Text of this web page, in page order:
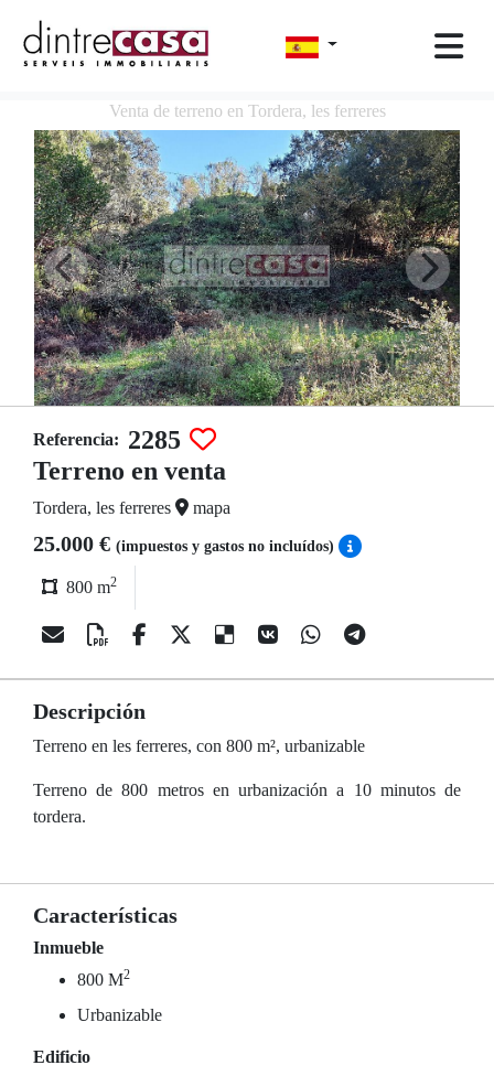
Venta de terreno en Tordera, les ferreres
Referencia: 2285
Terreno en venta
Tordera, les ferreres mapa
25.000 € (impuestos y gastos no incluídos)
800 m2
Descripción
Terreno en les ferreres, con 800 m², urbanizable
Terreno de 800 metros en urbanización a 10 minutos de
tordera.
Características
Inmueble
800 M2
Urbanizable
Edificio